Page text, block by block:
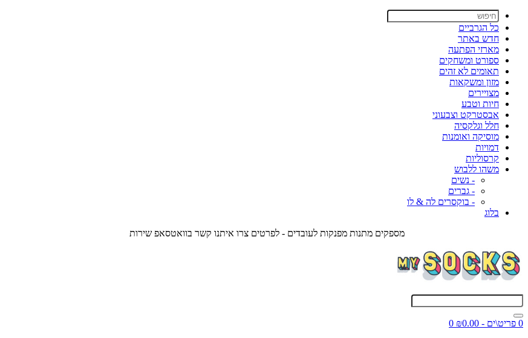
כל הגרביים
חדש באתר
מארזי הפתעה
ספורט ומשחקים
תאומים לא זהים
מזון ומשקאות
מצויירים
חיות וטבע
אבסטרקט וצבעוני
חלל וגלקסיה
מוסיקה ואומנות
דמויות
קרסוליות
משהו ללבוש
- נשים
- גברים
- בוקסרים לה & לו
בלוג
מספקים מתנות מפנקות לעובדים - לפרטים צרו איתנו קשר בוואטסאפ שירות
0 פריט\ים - ₪0.00
0